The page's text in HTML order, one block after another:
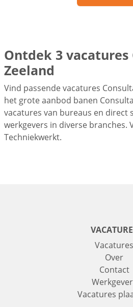
Ontdek 3
Zeeland
Vind passende vacatures
het grote aanbod banen
vacatures van bureaus en direct
werkgevers in diverse branches.
Techniekwerkt.
Vacatures
Over
Contact
Vacatures